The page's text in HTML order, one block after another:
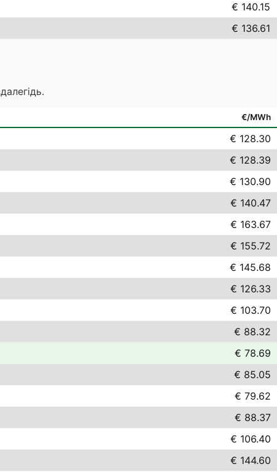
€ 140.15
€ 136.61
€/MWh
€ 128.30
€ 128.39
€ 130.90
€ 140.47
€ 163.67
€ 155.72
€ 145.68
€ 126.33
€ 103.70
€ 88.32
€ 78.69
€ 85.05
€ 79.62
€ 88.37
€ 106.40
€ 144.60